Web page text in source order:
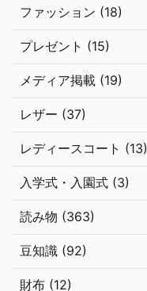
ファッション (18)
プレゼント (15)
メディア掲載 (19)
レザー (37)
レディースコート (13)
入学式・入園式 (3)
読み物 (363)
豆知識 (92)
財布 (12)